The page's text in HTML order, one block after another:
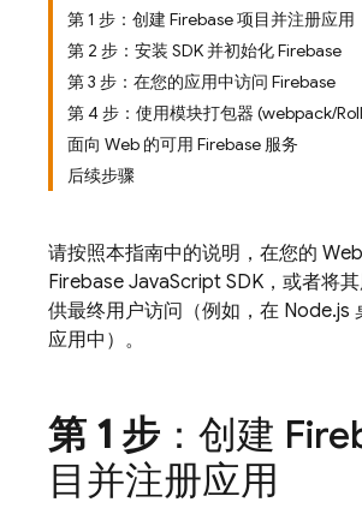
第 1 步：创建 Firebase 项目并注册应用
第 2 步：安装 SDK 并初始化 Firebase
第 3 步：在您的应用中访问 Firebase
第 4 步：使用模块打包器 (webpack/
面向 Web 的可用 Firebase 服务
后续步骤
请按照本指南中的说明，在您的
Firebase JavaScript SDK，或者将
供最终用户访问（例如，在 Node.js
应用中）。
第 1 步 ：创建
目并注册应用